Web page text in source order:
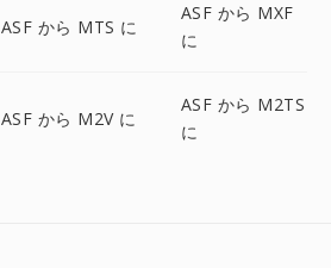
ASF から MTS に
ASF から MXF
に
ASF から M2V に
ASF から M2TS
に